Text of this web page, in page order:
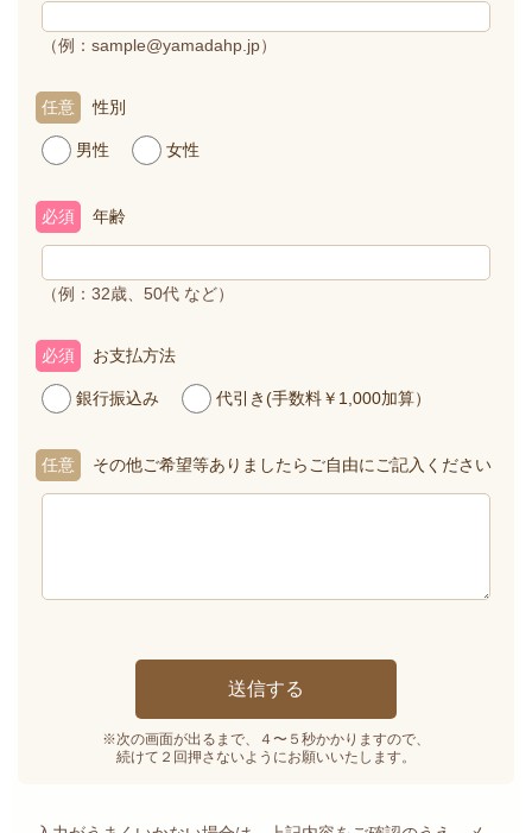
（例：sample@yamadahp.jp）
性別
任意
男性 女性
年齢
必須
（例：32歳、50代 など）
お支払方法
必須
銀行振込み 代引き(手数料￥1,000加算）
その他ご希望等ありましたらご自由にご記入ください
任意
※次の画面が出るまで、４〜５秒かかりますので、
続けて２回押さないようにお願いいたします。